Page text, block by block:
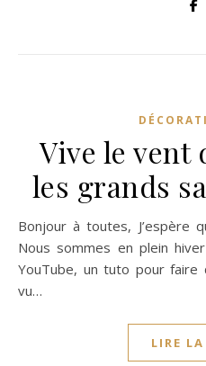
Vive le vent
les grands
Bonjour à toutes, J’espère que tout le monde va bien…!
Nous sommes en plein
YouTube, un tuto pour faire
vu…
LIRE